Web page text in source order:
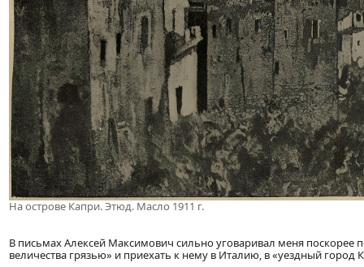
На острове Капри. Этюд. Масло 1911 г.
В письмах Алексей Максимович сильно уговаривал меня поскорее
величества грязью» и приехать к нему в Италию, в «уездный город